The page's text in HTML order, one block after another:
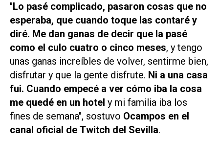
"Lo pasé complicado, pasaron cosas que no
esperaba, que cuando toque las contaré y
diré. Me dan ganas de decir que la pasé
como el culo cuatro o cinco meses, y tengo
unas ganas increíbles de volver, sentirme bien,
disfrutar y que la gente disfrute. Ni a una casa
fui. Cuando empecé a ver cómo iba la cosa
me quedé en un hotel y mi familia iba los
fines de semana", sostuvo Ocampos en el
canal oficial de Twitch del Sevilla.